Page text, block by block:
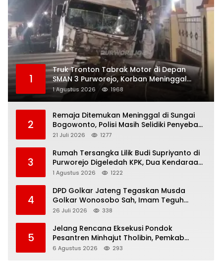
1
Truk Tronton Tabrak Motor di Depan
SMAN 3 Purworejo, Korban Meninggal
Dunia, Polisi Masih Selidiki Penyebab
1 Agustus 2026 1968
2
Remaja Ditemukan Meninggal di Sungai
Bogowonto, Polisi Masih Selidiki Penyebab
Kematian
21 Juli 2026 1277
3
Rumah Tersangka Lilik Budi Supriyanto di
Purworejo Digeledah KPK, Dua Kendaraan
Diamankan
1 Agustus 2026 1222
4
DPD Golkar Jateng Tegaskan Musda
Golkar Wonosobo Sah, Imam Teguh
Purnomo Terpilih Secara Aklamasi
26 Juli 2026 338
5
Jelang Rencana Eksekusi Pondok
Pesantren Minhajut Tholibin, Pemkab
Purworejo Dorong Penundaan hingga
6 Agustus 2026 293